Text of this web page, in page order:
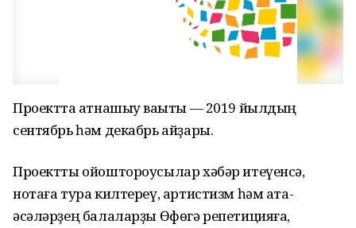
Проектта ҡатнашыу ваҡыты — 2019 йылдың
сентябрь һәм декабрь айҙары.
Проектты ойоштороусылар хәбәр итеүенсә,
нотаға тура килтереү, артистизм һәм ата-
әсәләрҙең балаларҙы Өфөгә репетицияға,